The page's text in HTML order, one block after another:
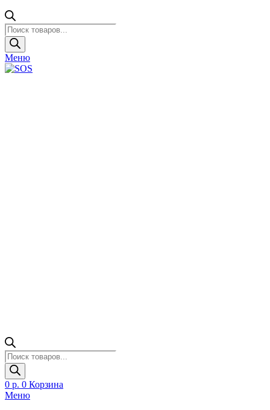
Поиск
товаров
Меню
Поиск
товаров
0 р. 0 Корзина
Меню